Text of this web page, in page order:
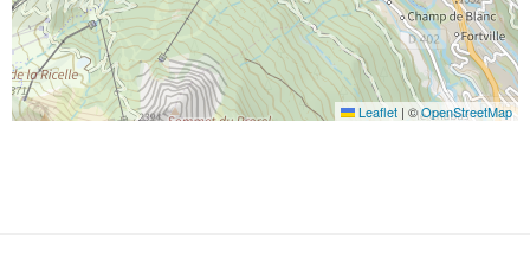
Leaflet | ©OpenStreetMap